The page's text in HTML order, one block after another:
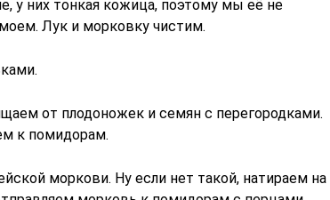
них тонкая кожица, поэтому мы её не
Лук и морковку чистим.
от плодоножек и семян с перегородками.
к помидорам.
моркови. Ну если нет такой, натираем на